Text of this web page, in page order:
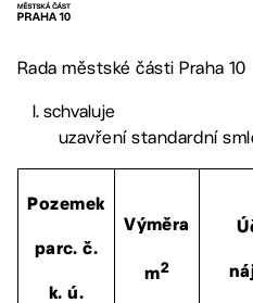
Rada městské části Praha 10
schvaluje
uzavření standardní
Pozemek
parc. č.
k. ú.
Výměra
m2